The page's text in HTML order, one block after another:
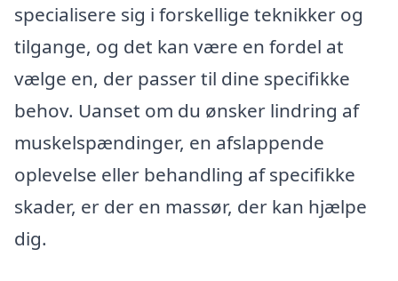
specialisere sig i forskellige teknikker og
tilgange, og det kan være en fordel at
vælge en, der passer til dine specifikke
behov. Uanset om du ønsker lindring af
muskelspændinger, en afslappende
oplevelse eller behandling af specifikke
skader, er der en massør, der kan hjælpe
dig.